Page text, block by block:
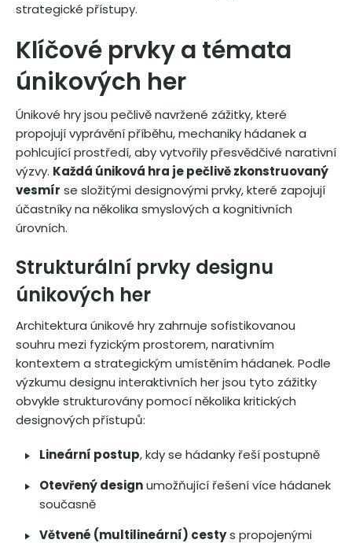
strategické přístupy.
Klíčové prvky a témata
únikových her
Únikové hry jsou pečlivě navržené zážitky, které
propojují vyprávění příběhu, mechaniky hádanek a
pohlcující prostředí, aby vytvořily přesvědčivé narativní
výzvy. Každá úniková hra je pečlivě zkonstruovaný
vesmír se složitými designovými prvky, které zapojují
účastníky na několika smyslových a kognitivních
úrovních.
Strukturální prvky designu
únikových her
Architektura únikové hry zahrnuje sofistikovanou
souhru mezi fyzickým prostorem, narativním
kontextem a strategickým umístěním hádanek. Podle
výzkumu designu interaktivních her jsou tyto zážitky
obvykle strukturovány pomocí několika kritických
designových přístupů:
Lineární postup, kdy se hádanky řeší postupně
Otevřený designumožňující řešení více hádanek
současně
Větvené (multilineární) cestys propojenými